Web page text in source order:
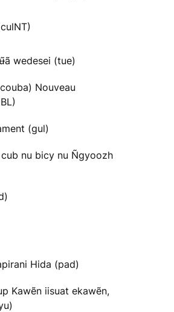
wedesei (tue)
Nouveau
(gul)
nu bicy nu Ñgyoozh
Hida (pad)
Kawẽn iisuat ekawẽn,